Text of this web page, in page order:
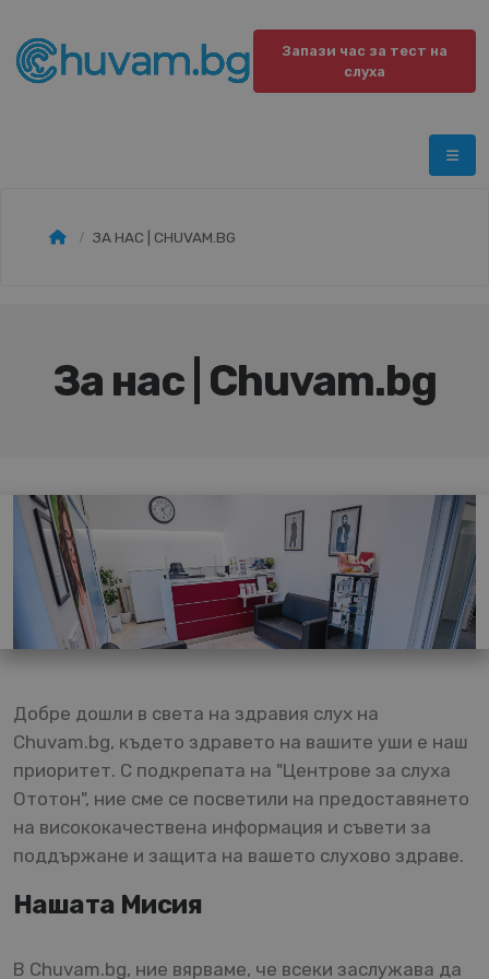
Запази час за тест на
слуха
ЗА НАС | CHUVAM.BG
За нас | Chuvam.bg
Добре дошли в света на здравия слух на
Chuvam.bg, където здравето на вашите уши е наш
приоритет. С подкрепата на "Центрове за слуха
Ототон", ние сме се посветили на предоставянето
на висококачествена информация и съвети за
поддържане и защита на вашето слухово здраве.
Нашата Мисия
В Chuvam.bg, ние вярваме, че всеки заслужава да